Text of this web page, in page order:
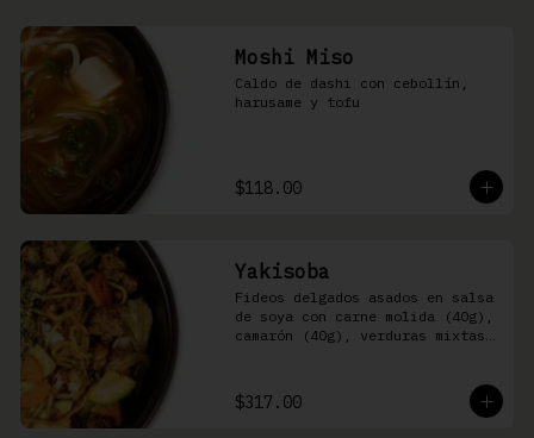
Moshi Miso
Caldo de dashi con cebollín,
harusame y tofu
$118.00
Yakisoba
Fideos delgados asados en salsa
de soya con carne molida (40g),
camarón (40g), verduras mixtas
$317.00